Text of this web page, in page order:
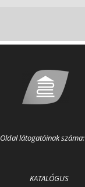
Oldal látogatóinak száma:
KATALÓGUS